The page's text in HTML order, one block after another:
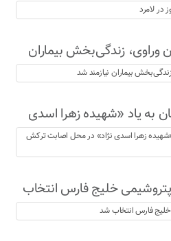
وراوی، زندگی‌بخش بیماران
به یاد «شهیده زهرا اسدی
موشک‌های آمریکای
خلیج فارس انتخاب